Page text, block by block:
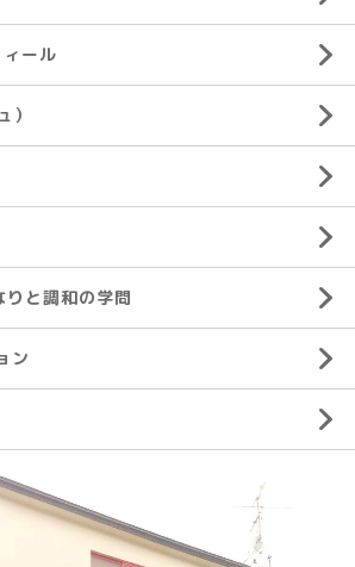
ール
と調和の学問
ン